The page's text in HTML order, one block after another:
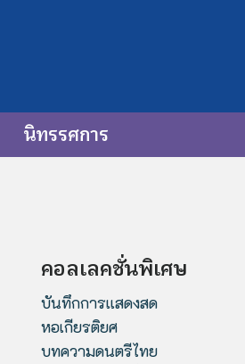
นิทรรศการ
คอลเลคชั่นพิเศษ
บันทึกการแสดงสด
หอเกียรติยศ
บทความดนตรีไทย